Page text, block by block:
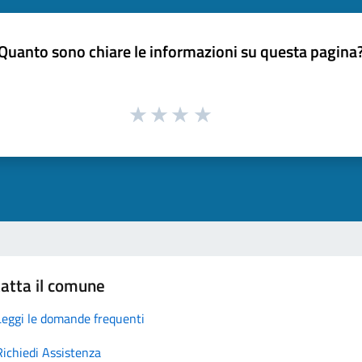
sono chiare le informazioni su questa
il comune
le domande frequenti
Assistenza